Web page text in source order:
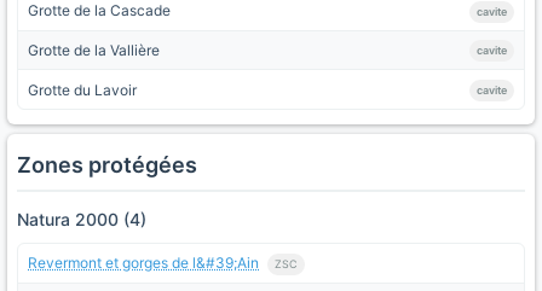
Grotte de la Cascade cavite
Grotte de la Vallière cavite
Grotte du Lavoir cavite
Zones protégées
Natura 2000 (4)
Revermont et gorges de l&#39;Ain ZSC